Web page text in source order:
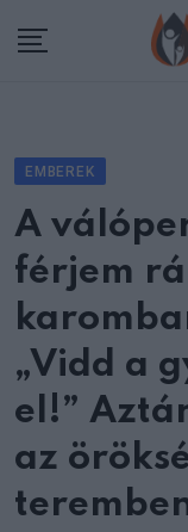
EMBEREK
A
férjem
„Vidd a
el!”
az